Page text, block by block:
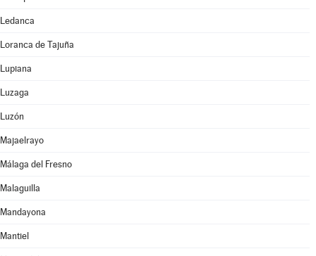
Ledanca
Loranca de Tajuña
Lupiana
Luzaga
Luzón
Majaelrayo
Málaga del Fresno
Malaguilla
Mandayona
Mantiel